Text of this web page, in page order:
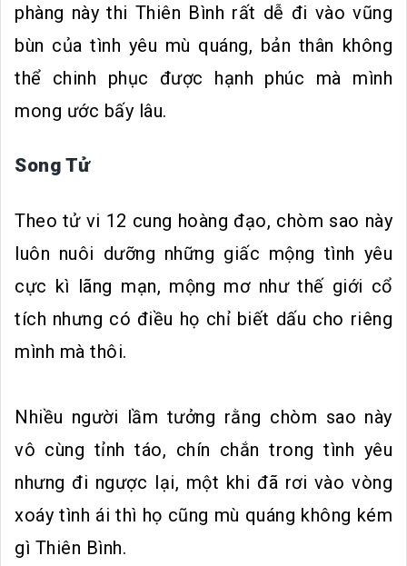
phàng này thi Thiên Bình rất dễ đi vào vũng
bùn của tình yêu mù quáng, bản thân không
thể chinh phục được hạnh phúc mà mình
mong ước bấy lâu.
Song Tử
Theo tử vi 12 cung hoàng đạo, chòm sao này
luôn nuôi dưỡng những giấc mộng tình yêu
cực kì lãng mạn, mộng mơ như thế giới cổ
tích nhưng có điều họ chỉ biết dấu cho riêng
mình mà thôi.
Nhiều người lầm tưởng rằng chòm sao này
vô cùng tỉnh táo, chín chắn trong tình yêu
nhưng đi ngược lại, một khi đã rơi vào vòng
xoáy tình ái thì họ cũng mù quáng không kém
gì Thiên Bình.